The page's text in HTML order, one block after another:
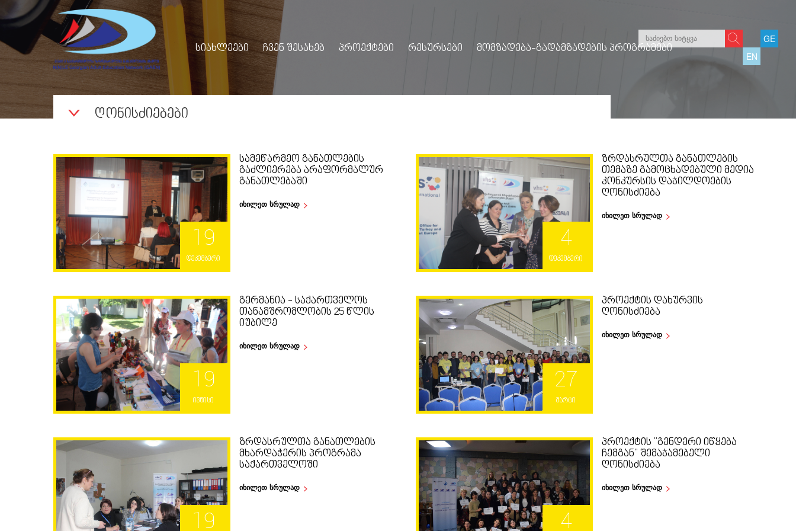
ᲡᲘᲐᲮᲚᲔᲔᲑᲘ ᲩᲕᲔᲜ ᲨᲔᲡᲐᲮᲔᲑ ᲞᲠᲝᲔᲥᲢᲔᲑᲘ ᲠᲔᲡᲣᲠᲡᲔᲑᲘ ᲛᲝᲛᲖᲐᲓᲔᲑᲐ-ᲒᲐᲓᲐᲛᲖᲐᲓᲔᲑᲘᲡ ᲞᲠᲝᲒᲠᲐᲛᲔᲑᲘ
EN
GE
ᲦᲝᲜᲘᲡᲫᲘᲔᲑᲔᲑᲘ
19
დეკემბერი
ᲡᲐᲛᲔᲬᲐᲠᲛᲔᲝ ᲒᲐᲜᲐᲗᲚᲔᲑᲘᲡ
ᲒᲐᲫᲚᲘᲔᲠᲔᲑᲐ ᲐᲠᲐᲤᲝᲠᲛᲐᲚᲣᲠ
ᲒᲐᲜᲐᲗᲚᲔᲑᲐᲨᲘ
იხილეთ სრულად
4
დეკემბერი
ᲖᲠᲓᲐᲡᲠᲣᲚᲗᲐ ᲒᲐᲜᲐᲗᲚᲔᲑᲘᲡ
ᲗᲔᲛᲐᲖᲔ ᲒᲐᲛᲝᲪᲮᲐᲓᲔᲑᲣᲚᲘ ᲛᲔᲓᲘᲐ
ᲙᲝᲜᲙᲣᲠᲡᲘᲡ ᲓᲐᲯᲘᲚᲓᲝᲔᲑᲘᲡ
ᲦᲝᲜᲘᲡᲫᲘᲔᲑᲐ
იხილეთ სრულად
19
ივნისი
ᲒᲔᲠᲛᲐᲜᲘᲐ - ᲡᲐᲥᲐᲠᲗᲕᲔᲚᲝᲡ
ᲗᲐᲜᲐᲛᲨᲠᲝᲛᲚᲝᲑᲘᲡ 25 ᲬᲚᲘᲡ
ᲘᲣᲑᲘᲚᲔ
იხილეთ სრულად
27
მარტი
ᲞᲠᲝᲔᲥᲢᲘᲡ ᲓᲐᲮᲣᲠᲕᲘᲡ
ᲦᲝᲜᲘᲡᲫᲘᲔᲑᲐ
იხილეთ სრულად
19
ᲖᲠᲓᲐᲡᲠᲣᲚᲗᲐ ᲒᲐᲜᲐᲗᲚᲔᲑᲘᲡ
ᲛᲮᲐᲠᲓᲐᲭᲔᲠᲘᲡ ᲞᲠᲝᲒᲠᲐᲛᲐ
ᲡᲐᲥᲐᲠᲗᲕᲔᲚᲝᲨᲘ
იხილეთ სრულად
4
ᲞᲠᲝᲔᲥᲢᲘᲡ "ᲒᲔᲜᲓᲔᲠᲘ ᲘᲬᲧᲔᲑᲐ
ᲩᲔᲛᲒᲐᲜ" ᲨᲔᲛᲐᲯᲐᲛᲔᲑᲔᲚᲘ
ᲦᲝᲜᲘᲡᲫᲘᲔᲑᲐ
იხილეთ სრულად